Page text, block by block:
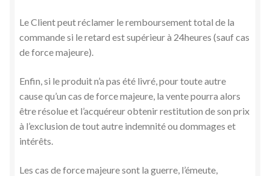
Le Client peut réclamer le remboursement total de la
commande si le retard est supérieur à 24heures (sauf cas
de force majeure).
Enfin, si le produit n’a pas été livré, pour toute autre
cause qu’un cas de force majeure, la vente pourra alors
être résolue et l’acquéreur obtenir restitution de son prix
à l’exclusion de tout autre indemnité ou dommages et
intérêts.
Les cas de force majeure sont la guerre, l’émeute,